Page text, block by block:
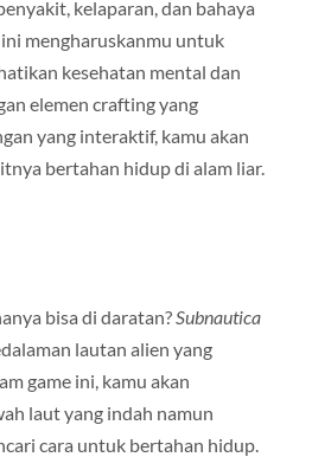
kelaparan, dan bahaya
mengharuskanmu untuk
kesehatan mental dan
elemen crafting yang
yang interaktif, kamu akan
bertahan hidup di alam liar.
bisa di daratan? Subnautica
lautan alien yang
game ini, kamu akan
laut yang indah namun
cara untuk bertahan hidup.